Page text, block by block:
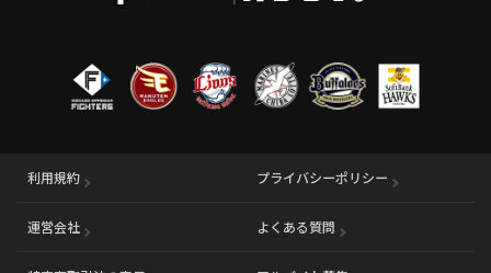
利用規約 プライバシーポリシー
運営会社 （別ウィンドウで開く） よくある質問